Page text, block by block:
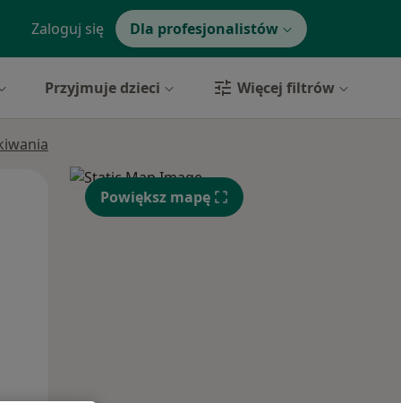
Zaloguj się Dla profesjonalistów
Przyjmuje dzieci Więcej filtrów
Wt, Śr,
Powiększ mapę